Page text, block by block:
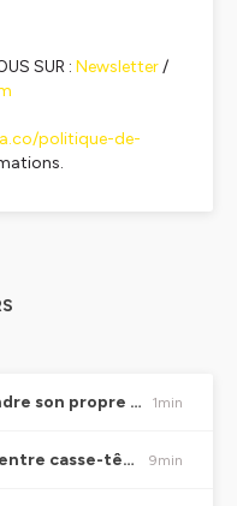
SUR : Newsletter/
politique-de-
Inventer c'est déjà entreprendre son propre chemin 1min
IA & Propriété intellectuelle: entre casse-tête juridique & nouvelle donne pour la Suisse 9min